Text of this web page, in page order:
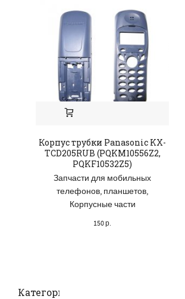
Корпус трубки Panasonic KX-
TCD205RUB (PQKM10556Z2,
PQKF10532Z5)
Запчасти для мобильных
телефонов, планшетов,
Корпусные части
150р.
Категории товаров